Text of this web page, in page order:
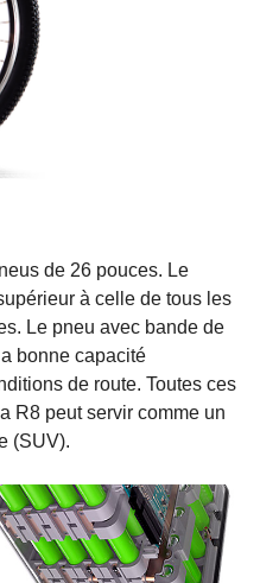
de 26 pouces. Le
à celle de tous les
Le pneu avec bande de
bonne capacité
de route. Toutes ces
R8 peut servir comme un
(SUV).